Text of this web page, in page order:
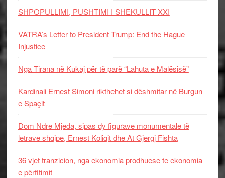
SHPOPULLIMI, PUSHTIMI I SHEKULLIT XXI
VATRA’s Letter to President Trump: End the Hague
Injustice
Nga Tirana në Kukaj për të parë “Lahuta e Malësisë”
Kardinali Ernest Simoni rikthehet si dëshmitar në Burgun
e Spaçit
Dom Ndre Mjeda, sipas dy figurave monumentale të
letrave shqipe, Ernest Koliqit dhe At Gjergj Fishta
36 vjet tranzicion, nga ekonomia prodhuese te ekonomia
e përfitimit